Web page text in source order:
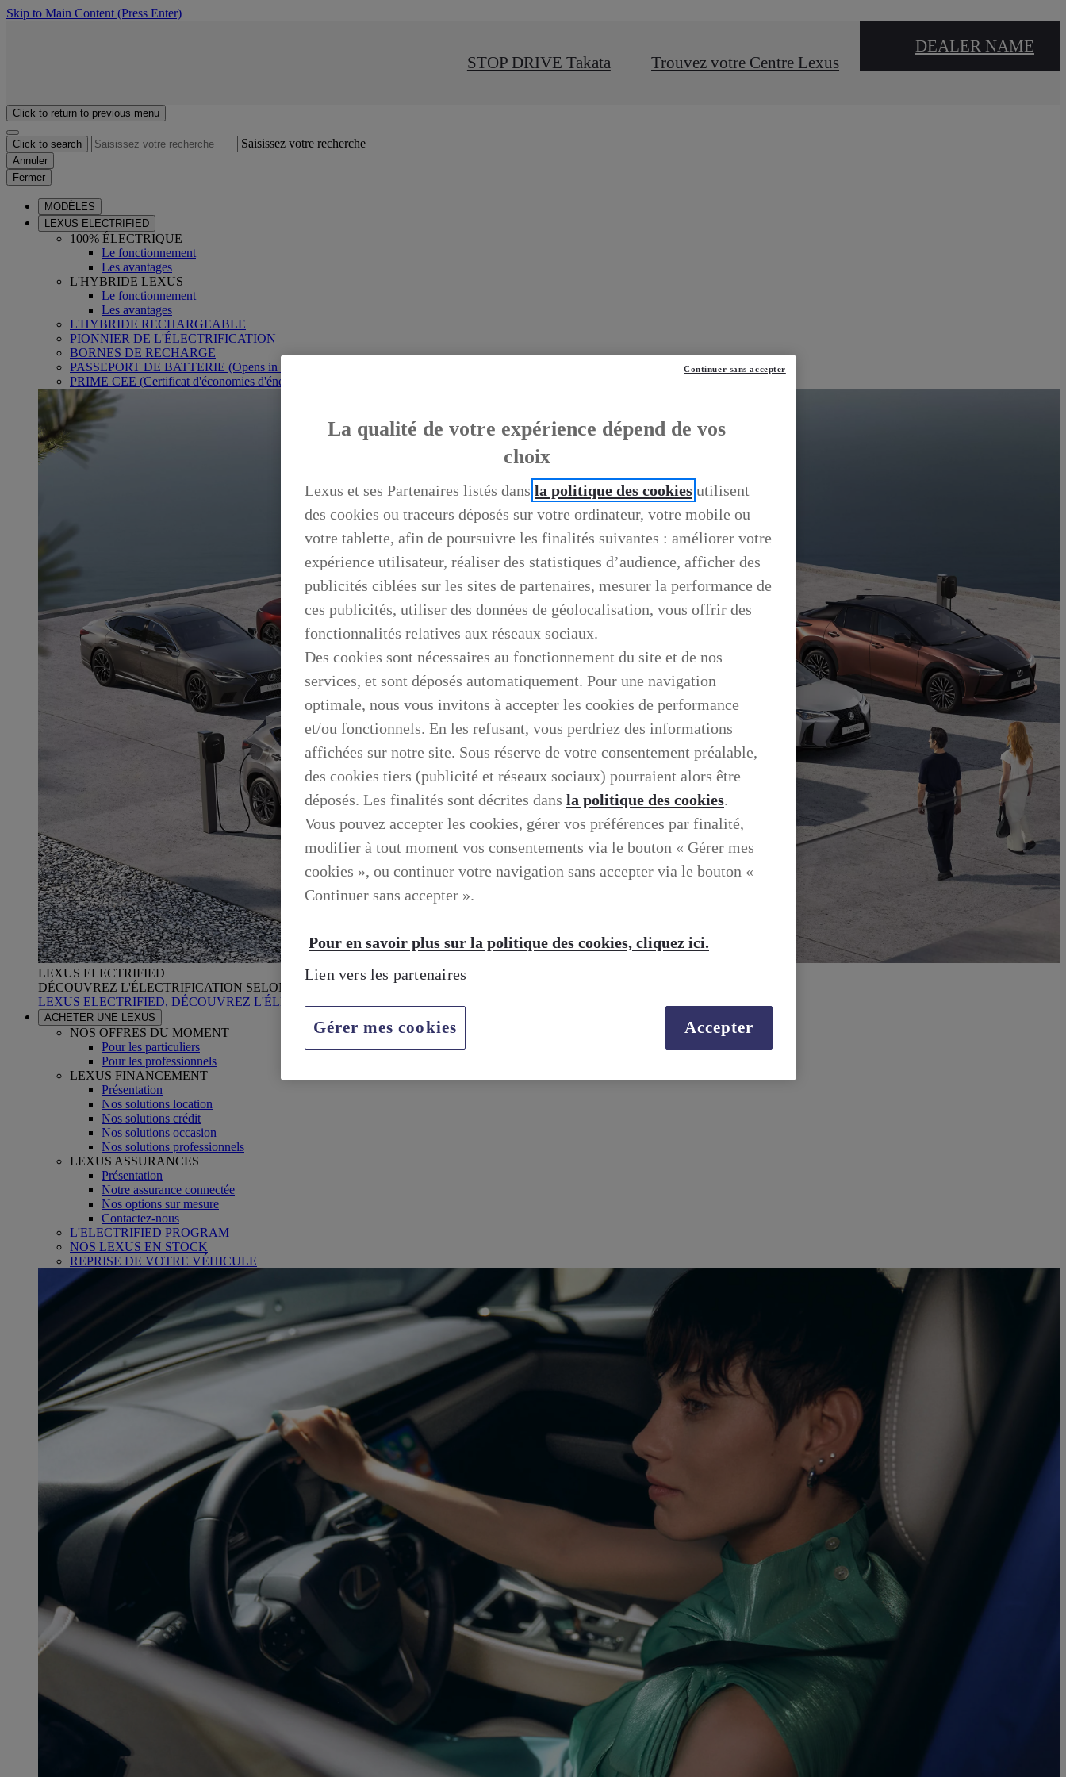
Skip to Main Content (Press Enter)
STOP DRIVE Takata Trouvez votre Centre Lexus
DEALER NAME
Click to return to previous menu
Click to search Saisissez votre recherche
Annuler
Fermer
MODÈLES
LEXUS ELECTRIFIED
100% ÉLECTRIQUE
Le fonctionnement
Les avantages
L'HYBRIDE LEXUS
Le fonctionnement
Les avantages
L'HYBRIDE RECHARGEABLE
PIONNIER DE L'ÉLECTRIFICATION
BORNES DE RECHARGE
PASSEPORT DE BATTERIE (Opens in new window)
PRIME CEE (Certificat d'économies d'énergie)
LEXUS ELECTRIFIED
DÉCOUVREZ L'ÉLECTRIFICATION SELON LEXUS
LEXUS ELECTRIFIED, DÉCOUVREZ L'ÉLECTRIFICATION SELON LEXUS
ACHETER UNE LEXUS
NOS OFFRES DU MOMENT
Pour les particuliers
Pour les professionnels
LEXUS FINANCEMENT
Présentation
Nos solutions location
Nos solutions crédit
Nos solutions occasion
Nos solutions professionnels
LEXUS ASSURANCES
Présentation
Notre assurance connectée
Nos options sur mesure
Contactez-nous
L'ELECTRIFIED PROGRAM
NOS LEXUS EN STOCK
REPRISE DE VOTRE VÉHICULE
La qualité de votre expérience dépend de vos
choix
Lexus et ses Partenaires listés dans la politique des cookies utilisent
des cookies ou traceurs déposés sur votre ordinateur, votre mobile ou
votre tablette, afin de poursuivre les finalités suivantes : améliorer votre
expérience utilisateur, réaliser des statistiques d’audience, afficher des
publicités ciblées sur les sites de partenaires, mesurer la performance de
ces publicités, utiliser des données de géolocalisation, vous offrir des
fonctionnalités relatives aux réseaux sociaux.
Des cookies sont nécessaires au fonctionnement du site et de nos
services, et sont déposés automatiquement. Pour une navigation
optimale, nous vous invitons à accepter les cookies de performance
et/ou fonctionnels. En les refusant, vous perdriez des informations
affichées sur notre site. Sous réserve de votre consentement préalable,
des cookies tiers (publicité et réseaux sociaux) pourraient alors être
déposés. Les finalités sont décrites dans la politique des cookies.
Vous pouvez accepter les cookies, gérer vos préférences par finalité,
modifier à tout moment vos consentements via le bouton « Gérer mes
cookies », ou continuer votre navigation sans accepter via le bouton «
Continuer sans accepter ».
Pour en savoir plus sur la politique des cookies, cliquez ici.
Lien vers les partenaires
Gérer mes cookies
Continuer sans accepter
Accepter